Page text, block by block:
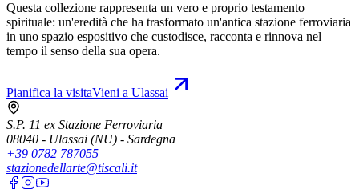
Questa collezione rappresenta un vero e proprio testamento
spirituale: un'eredità che ha trasformato un'antica stazione ferroviaria
in uno spazio espositivo che custodisce, racconta e rinnova nel
tempo il senso della sua opera.
Pianifica la visitaVieni a Ulassai
S.P. 11 ex Stazione Ferroviaria
08040 - Ulassai (NU) - Sardegna
+39 0782 787055
stazionedellarte@tiscali.it